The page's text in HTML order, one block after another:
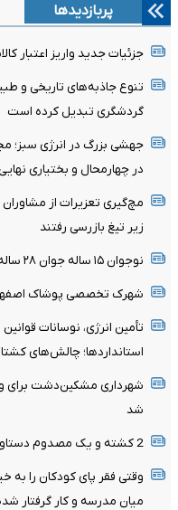
پربازدیدها
جزئیات جدید واریز اعتبار
تنوع جاذبه‌های تاریخی و
گردشگری تبدیل کرده است
در چهارمحال‌ و بختیاری
زیر تیغ بازرسی رفتند
نوجوان ۱۵ ساله جوان ۲۸ ساله کازرونی را به قتل رساند
شهرک تخصصی پوشاک
تأمین انرژی، نوسانات
استانداردها؛ چالش‌های
شهرداری مشکین‌دشت برای
شد
2 کشته و یک مصدوم دستاورد حادثه رانندگی در کنارگذر شمالی اراک
وقتی فقر پای کودکان را به
میان مدرسه و کار گرفتار